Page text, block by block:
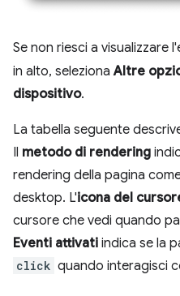
Se non riesci a visualizzare
in alto, selezionaAltre
dispositivo.
La tabella seguente
Il metodo di rendering
rendering della pagina
desktop. L'icona del
cursore che vedi quando
Eventi attivati indica se la
click quando interagisci